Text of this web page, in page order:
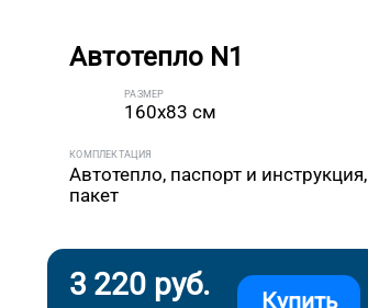
Автотепло N1
РАЗМЕР
160x83 см
КОМПЛЕКТАЦИЯ
Автотепло, паспорт и инструкция,
пакет
3 220 руб. Купить